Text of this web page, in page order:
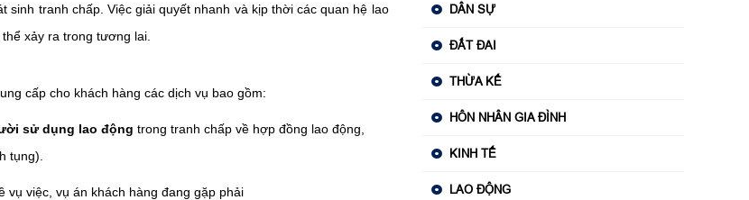
tranh chấp. Việc giải quyết nhanh và kịp thời các quan hệ lao
xảy ra trong tương lai.
cấp cho khách hàng các dịch vụ bao gồm:
sử dụng lao động trong tranh chấp về hợp đồng lao động,
tụng).
vụ việc, vụ án khách hàng đang gặp phải
DÂN SỰ
ĐẤT ĐAI
THỪA KẾ
HÔN NHÂN GIA ĐÌNH
KINH TẾ
LAO ĐỘNG